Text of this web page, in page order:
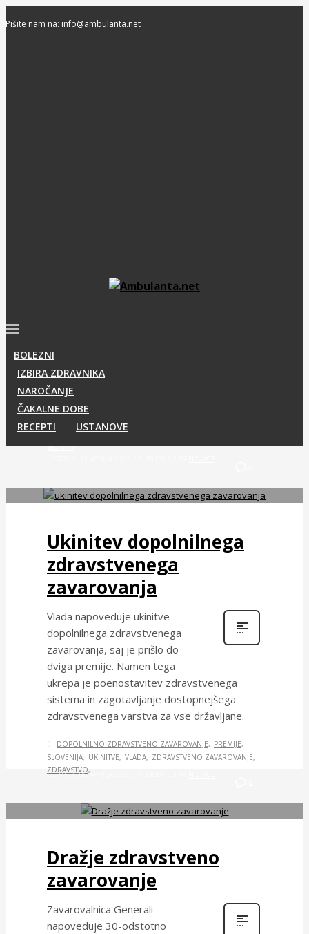
Pišite nam na: info@ambulanta.net
BOLEZNI
IZBIRA ZDRAVNIKA
NAROČANJE
ČAKALNE DOBE
RECEPTI
USTANOVE
admin
Ukinitev dopolnilnega
zdravstvenega
zavarovanja
Vlada napoveduje ukinitve
dopolnilnega zdravstvenega
zavarovanja, saj je prišlo do
dviga premije. Namen tega
ukrepa je poenostavitev zdravstvenega
sistema in zagotavljanje dostopnejšega
zdravstvenega varstva za vse državljane.
DOPOLNILNO ZDRAVSTVENO ZAVAROVANJE
PREMIJE
SLOVENIJA
UKINITVE VLADA
ZDRAVSTVENO ZAVAROVANJE
ZDRAVSTVO
admin
ČETRTEK, 06 APRILA 2023
Dražje zdravstveno
zavarovanje
Zavarovalnica Generali
napoveduje 30-odstotno